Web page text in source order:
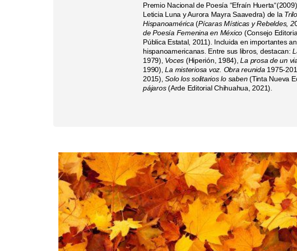
Premio Nacional de Poesía “Efraín
Leticia Luna y Aurora Mayra Saavedra) de la
Hispanoamérica (Pícaras Místicas y Rebeldes, 2
de Poesía Femenina en México (Consejo
Pública Estatal, 2011). Incluida en importantes
hispanoamericanas. Entre sus libros, destacan:
1979), Voces (Hiperión, 1984),La prosa de un
1990), La misteriosa voz. Obra reunida 1975-
2015),Solo los solitarios lo saben(Tinta Nueva
pájaros(Arde Editorial Chihuahua, 2021).